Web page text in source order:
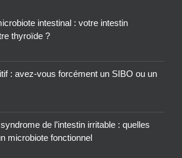
intestinal : votre intestin
thyroïde ?
: avez-vous forcément un SIBO ou un
de l’intestin irritable : quelles
microbiote fonctionnel